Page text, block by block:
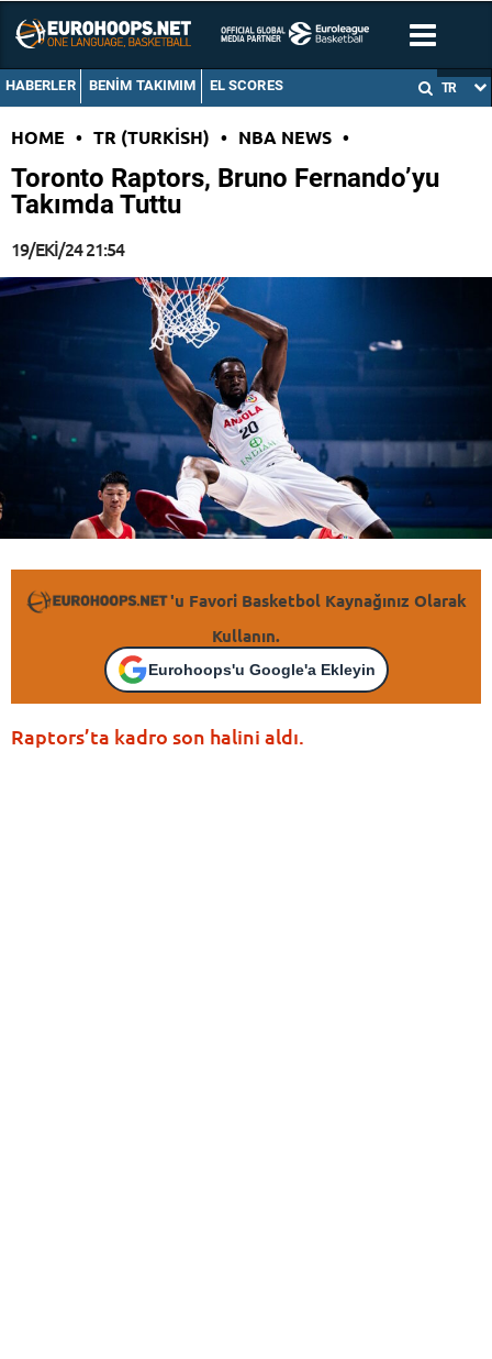
HABERLER BENIM TAKIMIM EL SCORES TR
HOME • TR (TURKISH) • NBA NEWS •
Toronto Raptors, Bruno Fernando’yu
Takımda Tuttu
19/EKI/24 21:54
'u Favori Basketbol Kaynağınız Olarak
Kullanın.
Eurohoops'u Google'a Ekleyin
Raptors’ta kadro son halini aldı.